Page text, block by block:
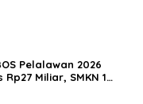
Pelalawan 2026
Rp27 Miliar, SMKN 1